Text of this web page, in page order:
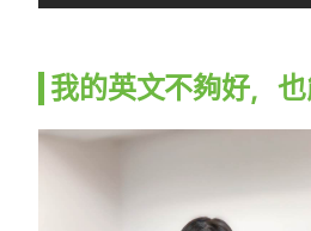
我的英文不夠好，也